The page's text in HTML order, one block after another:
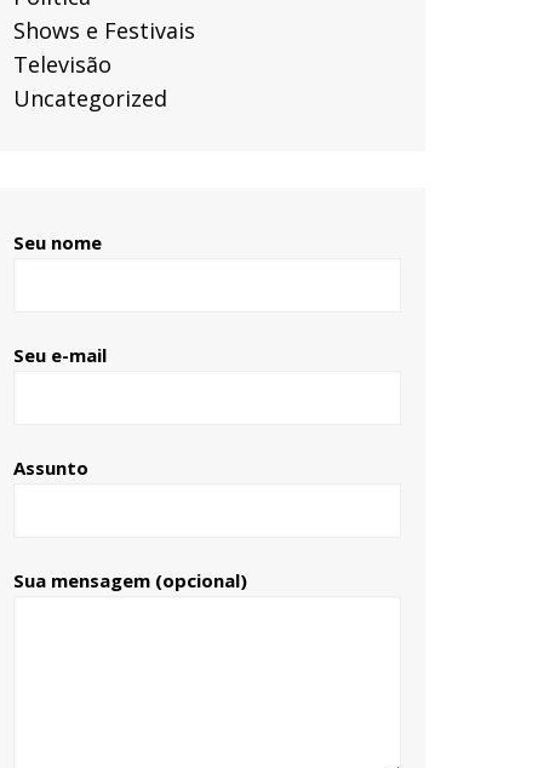
Shows e Festivais
Televisão
Uncategorized
Seu nome
Seu e-mail
Assunto
Sua mensagem (opcional)